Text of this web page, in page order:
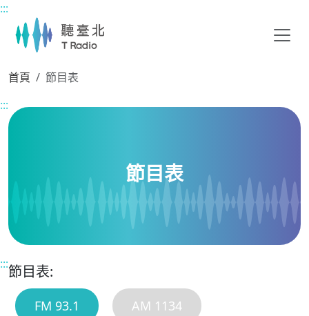
主要內容區塊
:::
首頁
節目表
:::
節目表
:::節目表:
FM 93.1 AM 1134